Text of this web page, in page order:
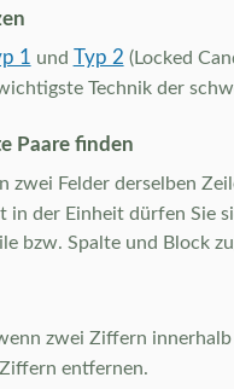
1 und Typ 2 (Locked
Technik der
Paare finden
Felder derselben
in der Einheit dürfen Sie
bzw. Spalte und Block
zwei Ziffern innerhalb
entfernen.